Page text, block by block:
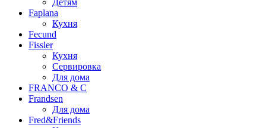
Детям
Faplana
Кухня
Fecund
Fissler
Кухня
Сервировка
Для дома
FRANCO & C
Frandsen
Для дома
Fred&Friends